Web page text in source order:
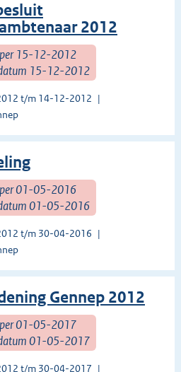
2012
per 15-12-2012
15-12-2012
t/m 14-12-2012
per 01-05-2016
01-05-2016
t/m 30-04-2016
Gennep 2012
per 01-05-2017
01-05-2017
t/m 30-04-2017